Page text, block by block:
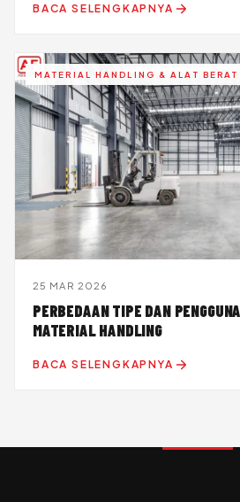
BACA SELENGKAPNYA
MATERIAL HANDLING & ALAT BERAT
25 MAR 2026
PERBEDAAN TIPE DAN
MATERIAL HANDLING
BACA SELENGKAPNYA